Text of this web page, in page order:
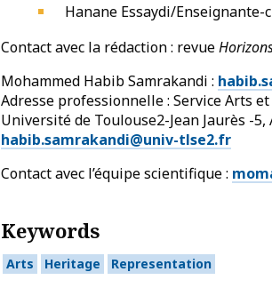
Hanane Essaydi/
Contact avec la rédaction : revue
Mohammed Habib Samrakandi :
Adresse professionnelle : Service Arts
Université de Toulouse2-Jean Jaurès -
habib.samrakandi@univ-tlse2.fr
Contact avec l’équipe scientifique :
Keywords
Arts Heritage Representation